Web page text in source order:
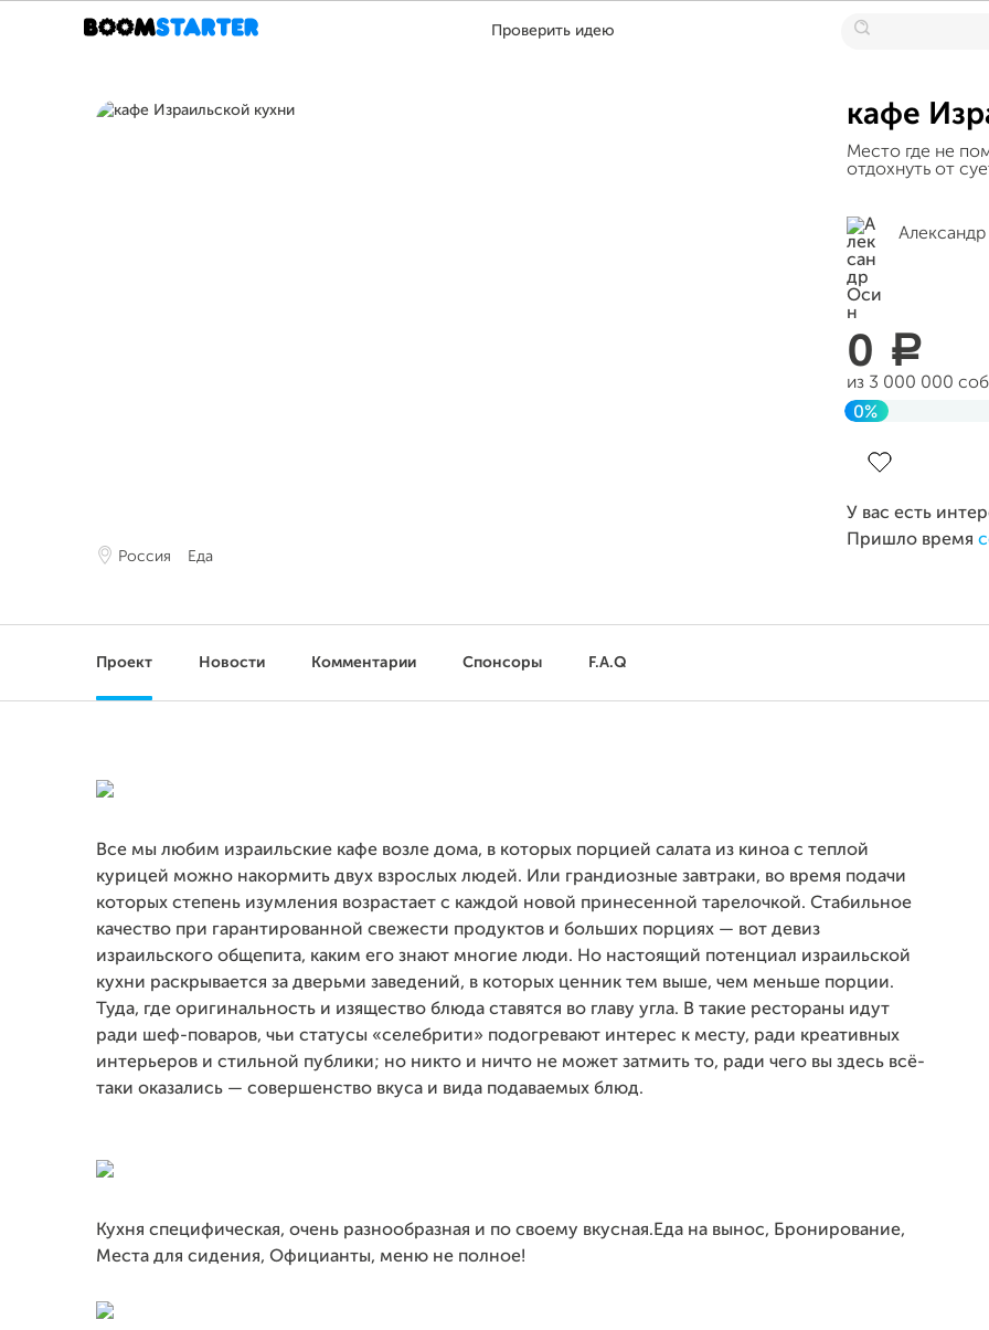
Проверить идею
Россия Еда
кафе
Место где не
отдохнуть от
0 a
из 3 000 000
0%
У вас есть
Пришло время
Проект Новости Комментарии Спонсоры F.A.Q
Все мы любим израильские кафе возле дома, в которых порцией салата из киноа с теплой
курицей можно накормить двух взрослых людей. Или грандиозные завтраки, во время подачи
которых степень изумления возрастает с каждой новой принесенной тарелочкой. Стабильное
качество при гарантированной свежести продуктов и больших порциях — вот девиз
израильского общепита, каким его знают многие люди. Но настоящий потенциал израильской
кухни раскрывается за дверьми заведений, в которых ценник тем выше, чем меньше порции.
Туда, где оригинальность и изящество блюда ставятся во главу угла. В такие рестораны идут
ради шеф-поваров, чьи статусы «селебрити» подогревают интерес к месту, ради креативных
интерьеров и стильной публики; но никто и ничто не может затмить то, ради чего вы здесь всё-
таки оказались — совершенство вкуса и вида подаваемых блюд.
Кухня специфическая, очень разнообразная и по своему вкусная.Еда на вынос, Бронирование,
Места для сидения, Официанты, меню не полное!